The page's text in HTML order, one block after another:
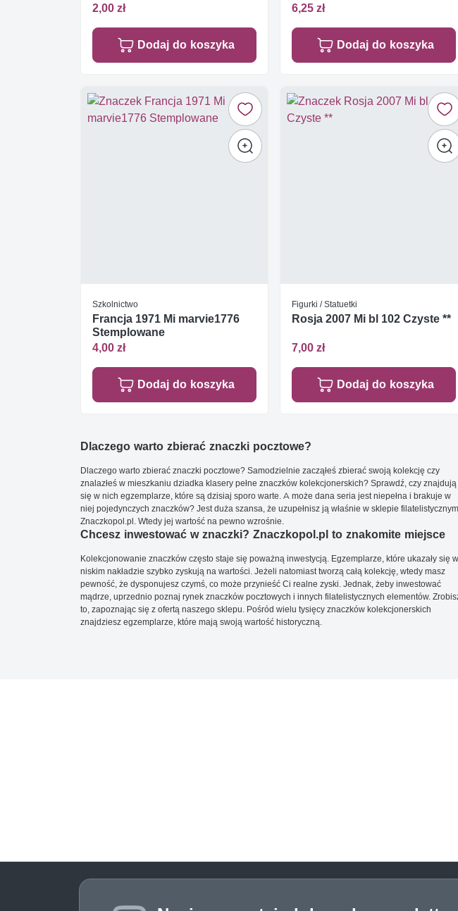
2,00 zł
Dodaj do koszyka
6,25 zł
Dodaj do koszyka
Szkolnictwo
Francja 1971 Mi marvie1776
Stemplowane
4,00 zł
Dodaj do koszyka
Figurki / Statuetki
Rosja 2007 Mi bl 102 Czyste **
7,00 zł
Dodaj do koszyka
Dlaczego warto zbierać znaczki pocztowe?
Dlaczego warto zbierać znaczki pocztowe? Samodzielnie zacząłeś zbierać swoją kolekcję czy
znalazłeś w mieszkaniu dziadka klasery pełne znaczków kolekcjonerskich? Sprawdź, czy znajdują
się w nich egzemplarze, które są dzisiaj sporo warte. A może dana seria jest niepełna i brakuje w
niej pojedynczych znaczków? Jest duża szansa, że uzupełnisz ją właśnie w sklepie filatelistycznym
Znaczkopol.pl. Wtedy jej wartość na pewno wzrośnie.
Chcesz inwestować w znaczki? Znaczkopol.pl to znakomite miejsce
Kolekcjonowanie znaczków często staje się poważną inwestycją. Egzemplarze, które ukazały się w
niskim nakładzie szybko zyskują na wartości. Jeżeli natomiast tworzą całą kolekcję, wtedy masz
pewność, że dysponujesz czymś, co może przynieść Ci realne zyski. Jednak, żeby inwestować
mądrze, uprzednio poznaj rynek znaczków pocztowych i innych filatelistycznych elementów.
to, zapoznając się z ofertą naszego sklepu. Pośród wielu tysięcy znaczków kolekcjonerskich
znajdziesz egzemplarze, które mają swoją wartość historyczną.